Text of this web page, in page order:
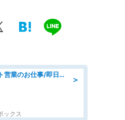
＞
営業/商社でのルート営業のお仕事/即日勤務可/車通勤可/営業
ックス